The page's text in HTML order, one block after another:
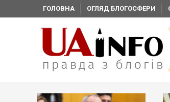
ГОЛОВНА ОГЛЯД БЛОГОСФЕРИ